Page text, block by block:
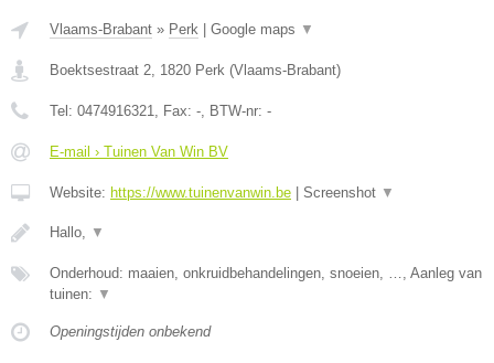
Vlaams-Brabant » Perk Google maps ▼
Boektsestraat 2, 1820 Perk (Vlaams-Brabant)
Tel: 0474916321, Fax: -, BTW-nr: -
E-mail › Tuinen Van Win BV
Website: https://www.tuinenvanwin.be Screenshot ▼
Hallo, ▼
Onderhoud: maaien, onkruidbehandelingen, snoeien, …, Aanleg van
tuinen: ▼
Openingstijden onbekend